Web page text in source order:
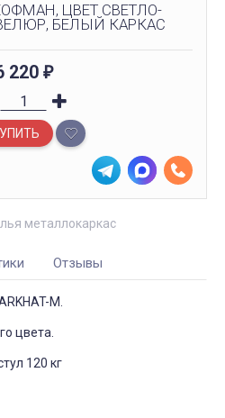
ЦВЕТ СВЕТЛО-
БЕЛЫЙ КАРКАС
220 ₽
металлокаркас
Отзывы
M.
цвета.
120 кг